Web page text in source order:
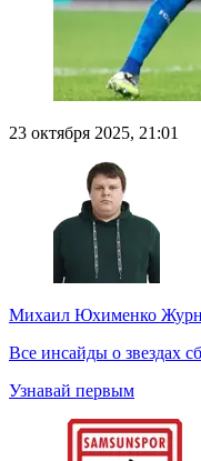
23 октября 2025, 21:01
Михаил Юхименко
Все инсайды о звездах
Узнавай первым